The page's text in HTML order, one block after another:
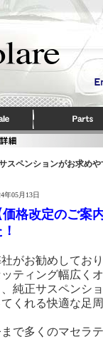
スペンションがお求め
年05月13日
価格改定のご案
がお勧めしてお
ッティング幅広く
、純正サスペンシ
てくれる快適な足
で多くのマセラ